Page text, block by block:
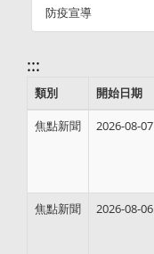
防疫宣導
:::
類別 開始日期
焦點新聞 2026-08-07
焦點新聞 2026-08-06